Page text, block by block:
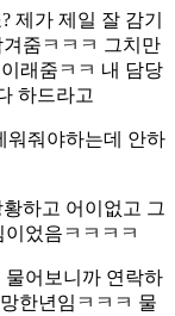
제가 제일 잘 감기
줌ㅋㅋㅋ 그치만
래줌ㅋㅋ 내 담당
하드라고
워줘야하는데 안하
하고 어이없고 그
었음ㅋㅋㅋㅋ
물어보니까 연락하
한년임ㅋㅋㅋ 물